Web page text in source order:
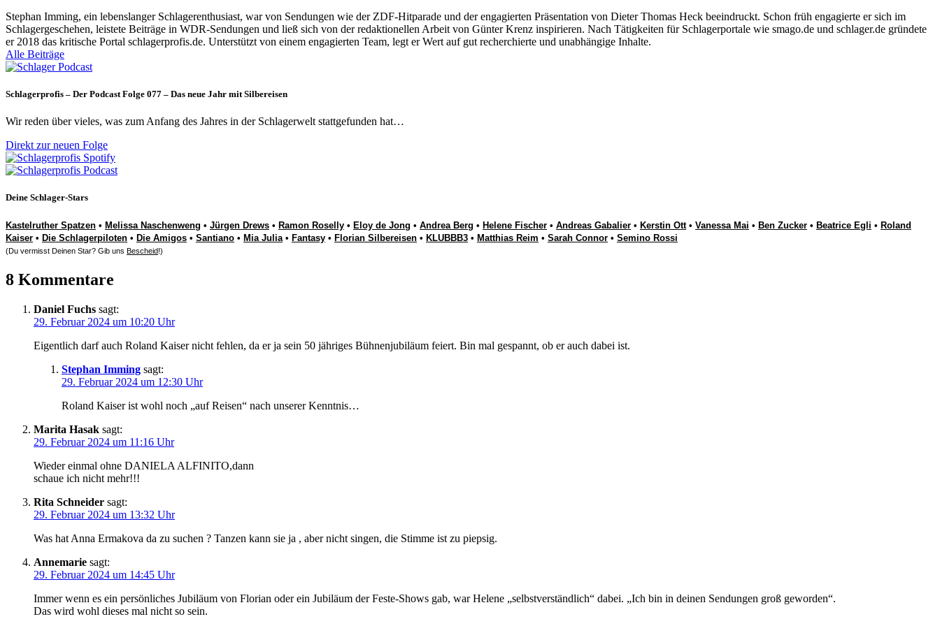
Stephan Imming, ein lebenslanger Schlagerenthusiast, war von Sendungen wie der ZDF-Hitparade und der engagierten Präsentation von Dieter Thomas Heck beeindruckt. Schon früh engagierte er sich im
Schlagergeschehen, leistete Beiträge in WDR-Sendungen und ließ sich von der redaktionellen Arbeit von Günter Krenz inspirieren. Nach Tätigkeiten für Schlagerportale wie smago.de und schlager.de gründete
er 2018 das kritische Portal schlagerprofis.de. Unterstützt von einem engagierten Team, legt er Wert auf gut recherchierte und unabhängige Inhalte.
Alle Beiträge
Schlagerprofis – Der Podcast Folge 077 – Das neue Jahr mit Silbereisen
Wir reden über vieles, was zum Anfang des Jahres in der Schlagerwelt stattgefunden hat…
Direkt zur neuen Folge
Deine Schlager-Stars
Kastelruther Spatzen • Melissa Naschenweng • Jürgen Drews • Ramon Roselly • Eloy de Jong • Andrea Berg • Helene Fischer • Andreas Gabalier • Kerstin Ott• Vanessa Mai • Ben Zucker • Beatrice Egli • Roland
Kaiser • Die Schlagerpiloten • Die Amigos • Santiano • Mia Julia• Fantasy • Florian Silbereisen • KLUBBB3 • Matthias Reim • Sarah Connor • Semino Rossi
(Du vermisst Deinen Star? Gib uns Bescheid!)
8 Kommentare
Daniel Fuchs sagt:
29. Februar 2024 um 10:20 Uhr
Eigentlich darf auch Roland Kaiser nicht fehlen, da er ja sein 50 jähriges Bühnenjubiläum feiert. Bin mal gespannt, ob er auch dabei ist.
Stephan Imming sagt:
29. Februar 2024 um 12:30 Uhr
Roland Kaiser ist wohl noch „auf Reisen“ nach unserer Kenntnis…
Marita Hasak sagt:
29. Februar 2024 um 11:16 Uhr
Wieder einmal ohne DANIELA ALFINITO,dann
schaue ich nicht mehr!!!
Rita Schneider sagt:
29. Februar 2024 um 13:32 Uhr
Was hat Anna Ermakova da zu suchen ? Tanzen kann sie ja , aber nicht singen, die Stimme ist zu piepsig.
Annemarie sagt:
29. Februar 2024 um 14:45 Uhr
Immer wenn es ein persönliches Jubiläum von Florian oder ein Jubiläum der Feste-Shows gab, war Helene „selbstverständlich“ dabei. „Ich bin in deinen Sendungen groß geworden“.
Das wird wohl dieses mal nicht so sein.